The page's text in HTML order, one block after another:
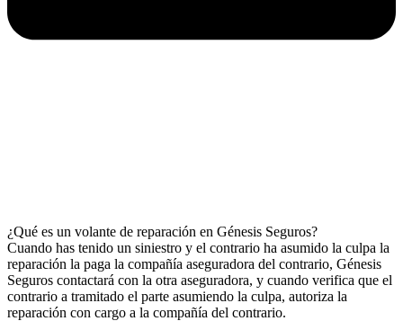
¿Qué es un volante de reparación en Génesis Seguros?
Cuando has tenido un siniestro y el contrario ha asumido la culpa la
reparación la paga la compañía aseguradora del contrario, Génesis
Seguros contactará con la otra aseguradora, y cuando verifica que el
contrario a tramitado el parte asumiendo la culpa, autoriza la
reparación con cargo a la compañía del contrario.